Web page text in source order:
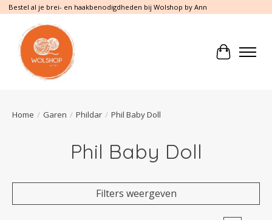
Bestel al je brei- en haakbenodigdheden bij Wolshop by Ann
Home / Garen / Phildar / Phil Baby Doll
Phil Baby Doll
Filters weergeven